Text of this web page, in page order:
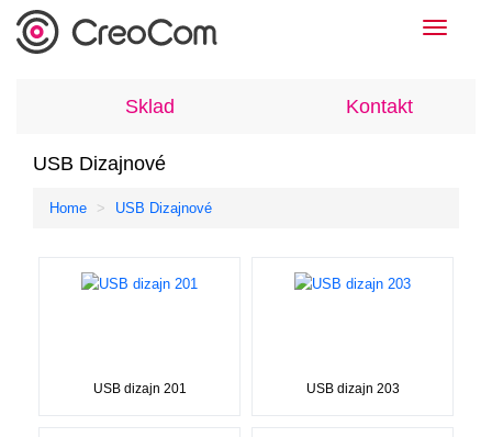
Toggle
Sklad Kontakt
USB Dizajnové
Home USB Dizajnové
USB dizajn 201 USB dizajn 203